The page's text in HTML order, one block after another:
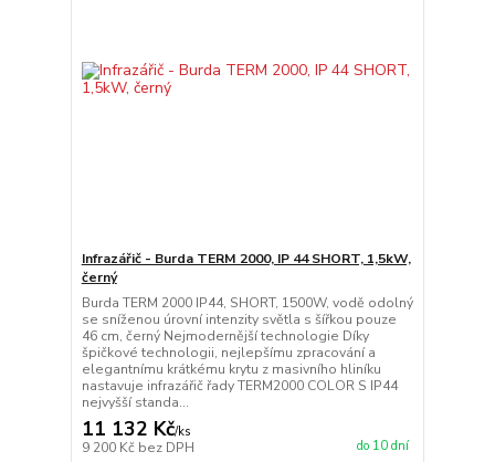
Infrazářič - Burda TERM 2000, IP 44 SHORT, 1,5kW,
černý
Burda TERM 2000 IP44, SHORT, 1500W, vodě odolný
se sníženou úrovní intenzity světla s šířkou pouze
46 cm, černý Nejmodernější technologie Díky
špičkové technologii, nejlepšímu zpracování a
elegantnímu krátkému krytu z masivního hliníku
nastavuje infrazářič řady TERM2000 COLOR S IP44
nejvyšší standa...
11 132 Kč/ks
9 200 Kč bez DPH do 10 dní